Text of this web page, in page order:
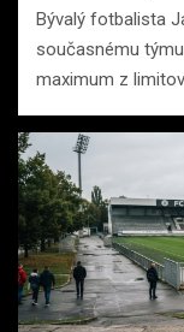
Bývalý fotbalista
současnému
maximum z